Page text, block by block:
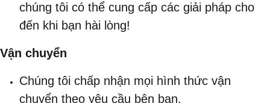
chúng tôi có thể cung cấp các giải pháp cho
đến khi bạn hài lòng!
Vận chuyển
Chúng tôi chấp nhận mọi hình thức vận
chuyển theo yêu cầu bên bạn.